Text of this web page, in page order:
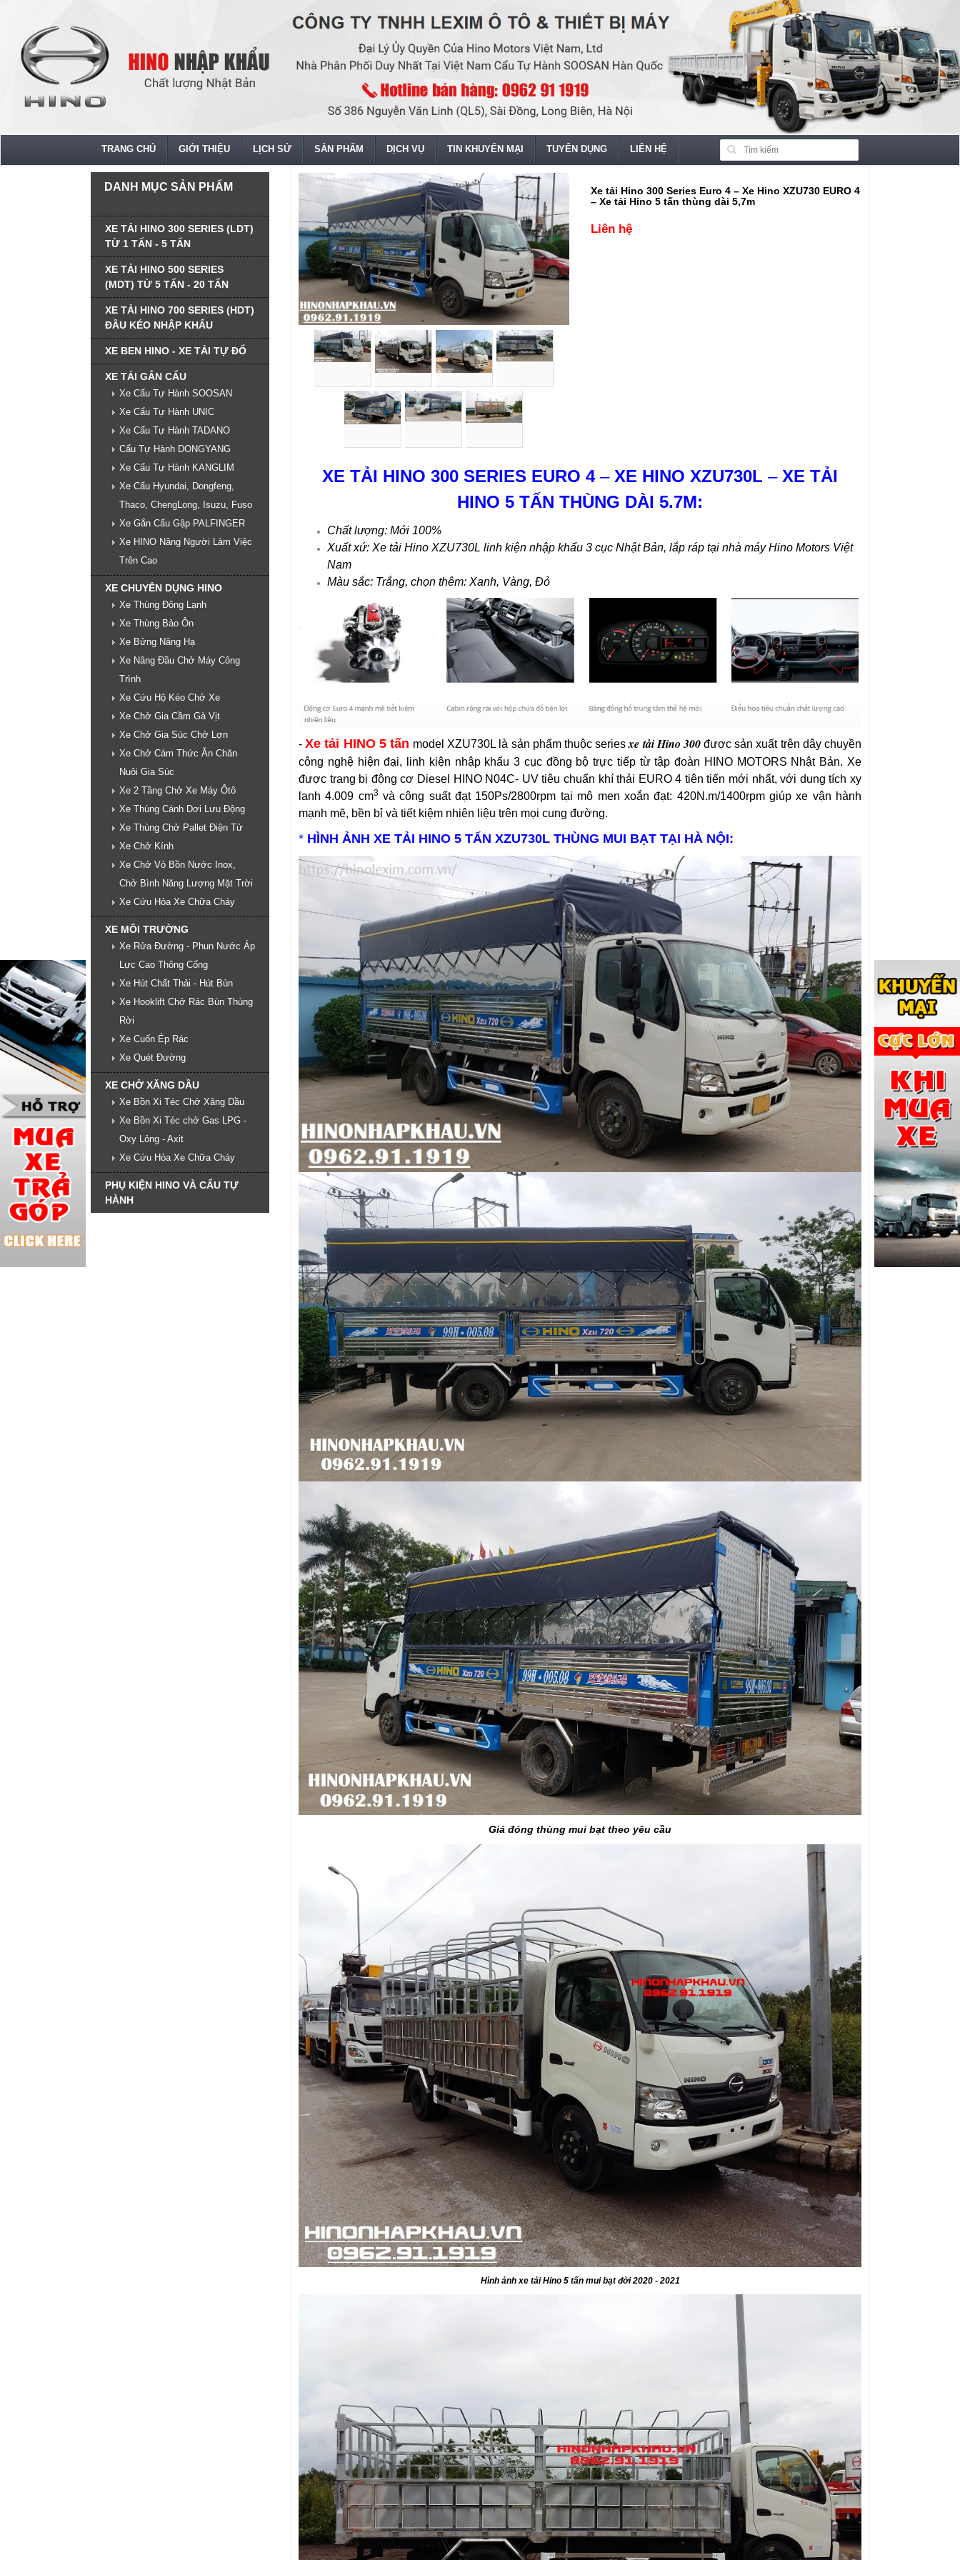
TRANG CHỦ GIỚI THIỆU LỊCH SỬ SẢN PHẨM DỊCH VỤ TIN KHUYẾN MẠI TUYỂN DỤNG LIÊN HỆ
DANH MỤC SẢN PHẨM
XE TẢI HINO 300 SERIES (LDT)
TỪ 1 TẤN - 5 TẤN
XE TẢI HINO 500 SERIES
(MDT) TỪ 5 TẤN - 20 TẤN
XE TẢI HINO 700 SERIES (HDT)
ĐẦU KÉO NHẬP KHẨU
XE BEN HINO - XE TẢI TỰ ĐỔ
XE TẢI GẮN CẨU
Xe Cẩu Tự Hành SOOSAN
Xe Cẩu Tự Hành UNIC
Xe Cẩu Tự Hành TADANO
Cẩu Tự Hành DONGYANG
Xe Cẩu Tự Hành KANGLIM
Xe Cẩu Hyundai, Dongfeng,
Thaco, ChengLong, Isuzu, Fuso
Xe Gắn Cẩu Gập PALFINGER
Xe HINO Nâng Người Làm Việc
Trên Cao
XE CHUYÊN DỤNG HINO
Xe Thùng Đông Lạnh
Xe Thùng Bảo Ôn
Xe Bửng Nâng Hạ
Xe Nâng Đầu Chở Máy Công
Trình
Xe Cứu Hộ Kéo Chở Xe
Xe Chở Gia Cầm Gà Vịt
Xe Chở Gia Súc Chở Lợn
Xe Chở Cám Thức Ăn Chăn
Nuôi Gia Súc
Xe 2 Tầng Chở Xe Máy Ôtô
Xe Thùng Cánh Dơi Lưu Động
Xe Thùng Chở Pallet Điện Tử
Xe Chở Kính
Xe Chở Vỏ Bồn Nước Inox,
Chở Bình Năng Lượng Mặt Trời
Xe Cứu Hỏa Xe Chữa Cháy
XE MÔI TRƯỜNG
Xe Rửa Đường - Phun Nước Áp
Lực Cao Thông Cống
Xe Hút Chất Thải - Hút Bùn
Xe Hooklift Chở Rác Bùn Thùng
Rời
Xe Cuốn Ép Rác
Xe Quét Đường
XE CHỞ XĂNG DẦU
Xe Bồn Xi Téc Chở Xăng Dầu
Xe Bồn Xi Téc chở Gas LPG -
Oxy Lỏng - Axit
Xe Cứu Hỏa Xe Chữa Cháy
PHỤ KIỆN HINO VÀ CẨU TỰ
HÀNH
Xe tải Hino 300 Series Euro 4 – Xe Hino XZU730 EURO 4
– Xe tải Hino 5 tấn thùng dài 5,7m
Liên hệ
XE TẢI HINO 300 SERIES EURO 4– XE HINO XZU730L – XE TẢI
HINO 5 TẤN THÙNG DÀI 5.7M:
Chất lượng: Mới 100%
Xuất xứ: Xe tải Hino XZU730L linh kiện nhập khẩu 3 cục Nhật Bản, lắp ráp tại nhà máy Hino Motors Việt
Nam
Màu sắc: Trắng, chọn thêm: Xanh, Vàng, Đỏ
-Xe tải HINO 5 tấn model XZU730L là sản phẩm thuộc seriesxe tải Hino 300 được sản xuất trên dây chuyền
công nghệ hiện đại, linh kiện nhập khẩu 3 cục đồng bộ trực tiếp từ tập đoàn HINO MOTORS Nhật Bản. Xe
được trang bị động cơ Diesel HINO N04C- UV tiêu chuẩn khí thải EURO 4 tiên tiến mới nhất, với dung tích xy
lanh 4.009 cm3và công suất đạt 150Ps/2800rpm tại mô men xoắn đạt: 420N.m/1400rpmgiúp xe vận hành
mạnh mẽ, bền bỉ và tiết kiệm nhiên liệu trên mọi cung đường.
* HÌNH ẢNH XE TẢI HINO 5 TẤN XZU730L THÙNG MUI BẠT TẠI HÀ NỘI:
Giá đóng thùng mui bạt theo yêu cầu
Hình ảnh xe tải Hino 5 tấn mui bạt đời 2020 - 2021